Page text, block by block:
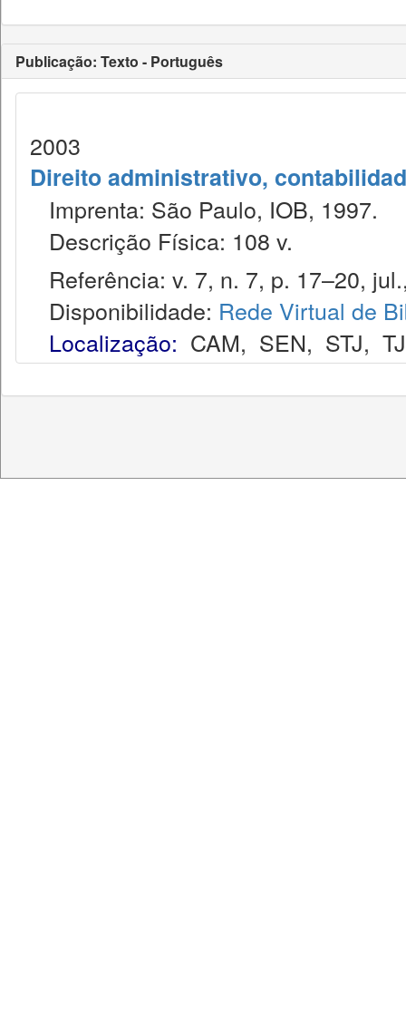
Publicação: Texto - Português
2003
Direito administrativo,
Imprenta: São Paulo, IOB, 1997.
Descrição Física: 108 v.
Referência: v. 7, n. 7, p. 17–20,
Disponibilidade: Rede Virtual de
Localização: CAM, SEN, STJ,